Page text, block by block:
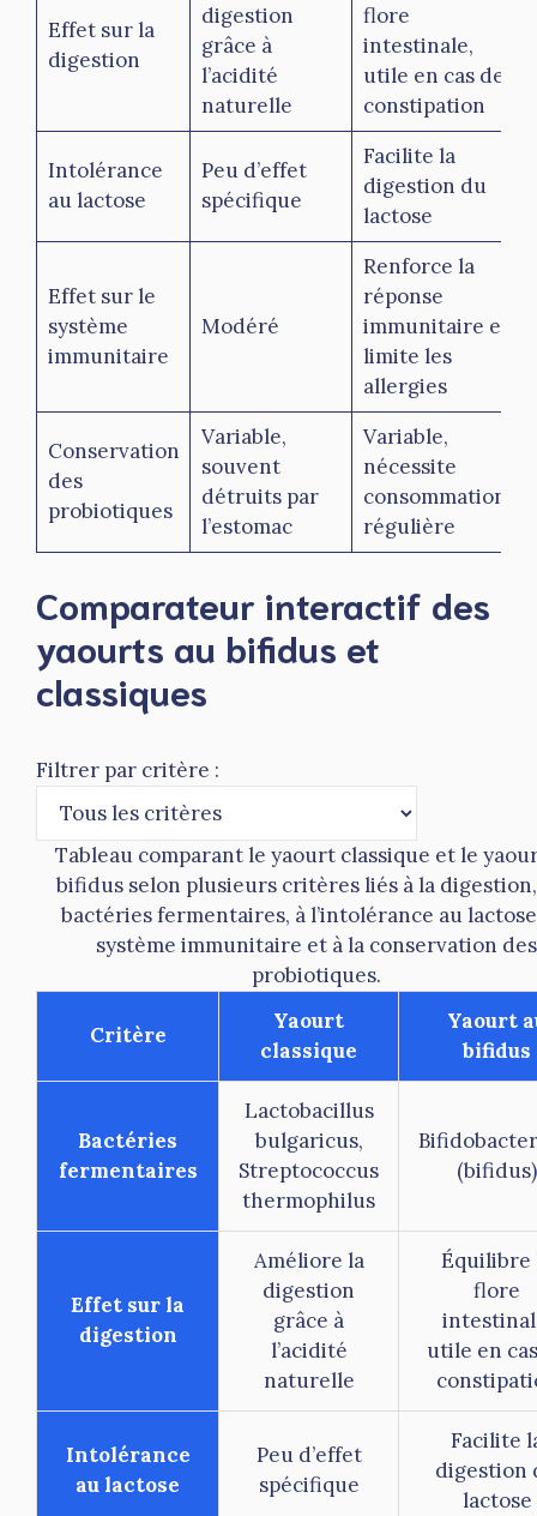
Effet sur la
digestion
digestion
grâce à
l’acidité
naturelle
flore
intestinale,
utile en cas de
constipation
Intolérance
au lactose
Peu d’effet
spécifique
Facilite la
digestion du
lactose
Effet sur le
système
immunitaire
Modéré
Renforce la
réponse
immunitaire et
limite les
allergies
Conservation
des
probiotiques
Variable,
souvent
détruits par
l’estomac
Variable,
nécessite
consommation
régulière
Comparateur interactif des
yaourts au bifidus et
classiques
Filtrer par critère :
Tableau comparant le yaourt classique et le
bifidus selon plusieurs critères liés à la
bactéries fermentaires, à l’intolérance au
système immunitaire et à la conservation des
probiotiques.
Critère
Yaourt
classique
Yaourt
bifidus
Bactéries
fermentaires
Lactobacillus
bulgaricus,
Streptococcus
thermophilus
(bifidus)
Effet sur la
digestion
Améliore la
digestion
grâce à
l’acidité
naturelle
Équilibre
flore
utile en
Intolérance
au lactose
Peu d’effet
spécifique
Facilite
digestion
lactose